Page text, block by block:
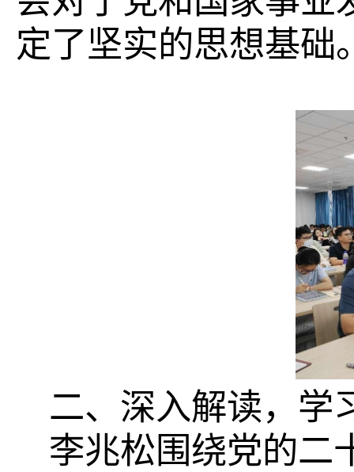
定了坚实的思想基础
二、深入解读，学
李兆松围绕党的二